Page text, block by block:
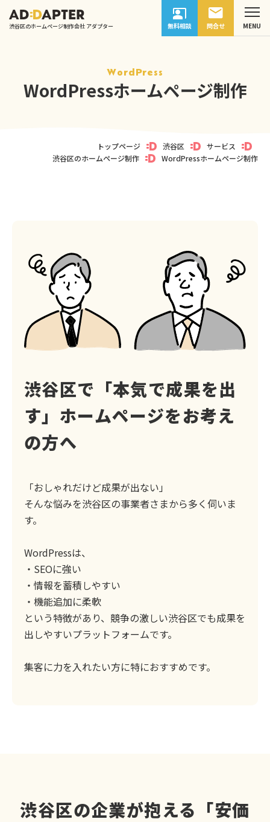
渋谷区のホームページ制作会社 アダプター 無料相談 問合せ
WordPress
WordPressホームページ制作
トップページ 渋谷区
サービス
渋谷区のホームページ制作
WordPressホームページ制作
渋谷区で「本気で成果を出
す」 ホームページをお考え
の方へ
「おしゃれだけど成果が出ない」
そんな悩みを渋谷区の事業者さまから多く伺いま
す。
WordPressは、
・SEOに強い
・情報を蓄積しやすい
・機能追加に柔軟
という特徴があり、競争の激しい渋谷区でも成果を
出しやすいプラットフォームです。
集客に力を入れたい方に特におすすめです。
渋谷区の企業が抱える「安価